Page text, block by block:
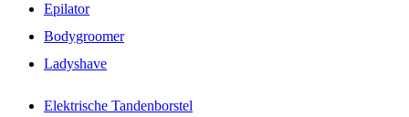
Epilator
Bodygroomer
Ladyshave
Elektrische Tandenborstel